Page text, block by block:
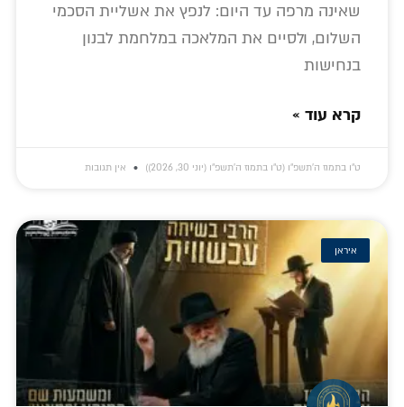
שאינה מרפה עד היום: לנפץ את אשליית הסכמי
השלום, ולסיים את המלאכה במלחמת לבנון
בנחישות
קרא עוד »
ט״ו בתמוז ה׳תשפ״ו (ט״ו בתמוז ה׳תשפ״ו (יוני 30, 2026)) אין תגובות
איראן